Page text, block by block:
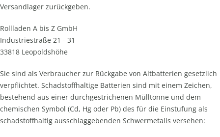
Versandlager zurückgeben.
Rollladen A bis Z GmbH
Industriestraße 21 - 31
33818 Leopoldshöhe
Sie sind als Verbraucher zur Rückgabe von Altbatterien gesetzlich
verpflichtet. Schadstoffhaltige Batterien sind mit einem Zeichen,
bestehend aus einer durchgestrichenen Mülltonne und dem
chemischen Symbol (Cd, Hg oder Pb) des für die Einstufung als
schadstoffhaltig ausschlaggebenden Schwermetalls versehen: